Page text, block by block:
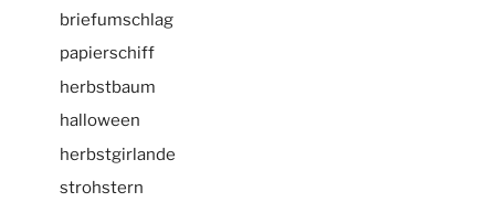
briefumschlag
papierschiff
herbstbaum
halloween
herbstgirlande
strohstern